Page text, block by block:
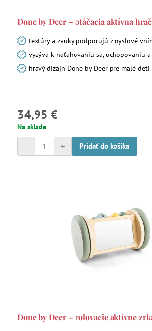
Done by Deer – otáčacia aktívna
textúry a zvuky podporujú zmyslové
vyzýva k naťahovaniu sa, uchopovaniu
hravý dizajn Done by Deer pre malé deti
34,95 €
Na sklade
+
- Pridať do košíka
Done by Deer – rolovacie aktívne